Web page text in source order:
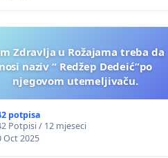
Zdravlja u Rožajama treba da
nosi naziv “ Redžep Dedeić”po
njegovom utemeljivaču.
potpisa
Potpisi / 12 mjeseci
Oct 2025